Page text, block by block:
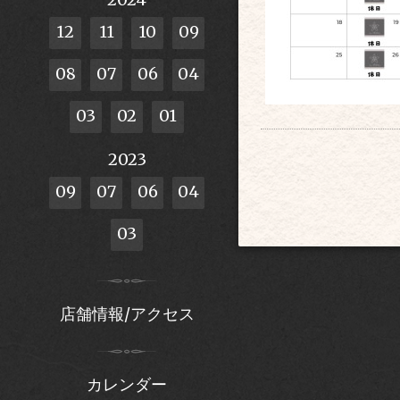
12
11 10 09
08 07 06 04
03 02 01
2023
09
07 06 04
03
店舗情報/アクセス
カレンダー